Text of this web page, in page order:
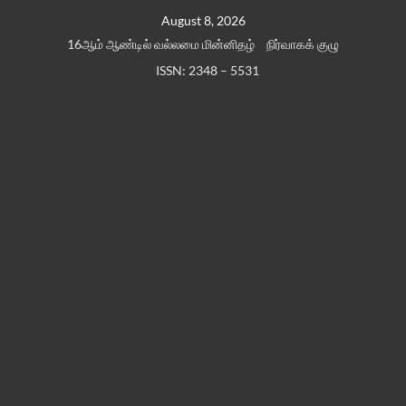
August 8, 2026
16ஆம் ஆண்டில் வல்லமை மின்னிதழ்
நிர்வாகக் குழு
ISSN: 2348 – 5531